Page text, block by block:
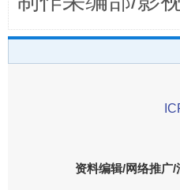
东山县通报“牛蛙产品抗生
资料编辑/网络推广/